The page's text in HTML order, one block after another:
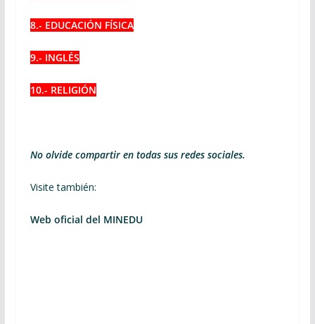
8.- EDUCACIÓN FÍSICA
9.- INGLÉS
10.- RELIGIÓN
No olvide compartir en todas sus redes sociales.
Visite también:
Web oficial del MINEDU